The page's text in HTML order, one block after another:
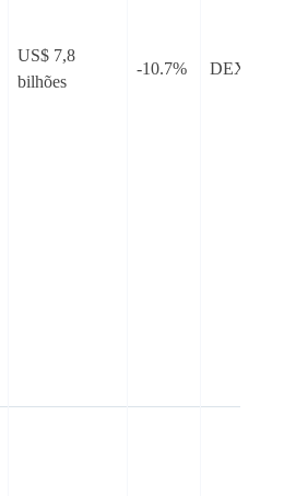
US$ 7,8
bilhões
-10.7% DEX / L1